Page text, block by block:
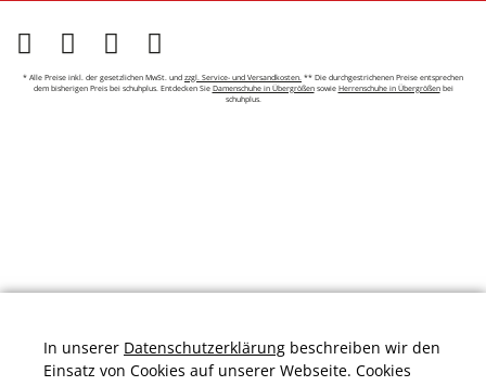
* Alle Preise inkl. der gesetzlichen MwSt. und zzgl. Service- und Versandkosten. ** Die durchgestrichenen Preise entsprechen
dem bisherigen Preis bei schuhplus. Entdecken Sie Damenschuhe in Übergrößensowie Herrenschuhe in Übergrößenbei
schuhplus.
In unserer Datenschutzerklärung beschreiben wir den
Einsatz von Cookies auf unserer Webseite. Cookies